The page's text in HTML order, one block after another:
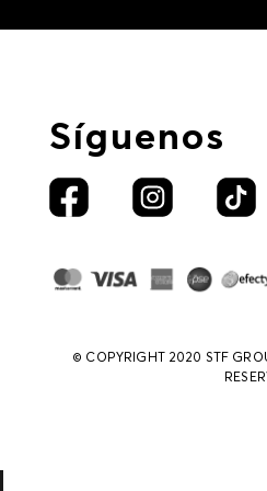
Síguenos
© COPYRIGHT 2020 STF